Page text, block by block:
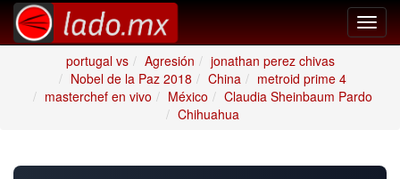
portugal vs
Agresión
jonathan perez chivas
Nobel de la Paz 2018
China
metroid prime 4
masterchef en vivo
México
Claudia Sheinbaum Pardo
Chihuahua